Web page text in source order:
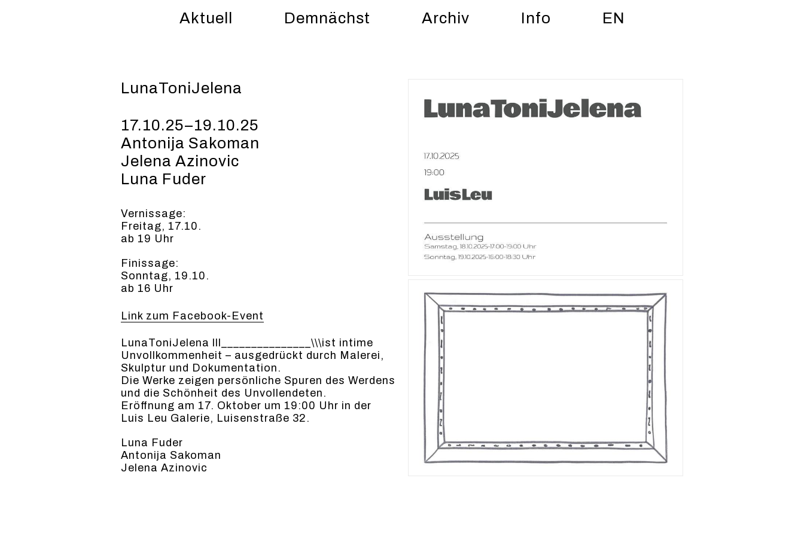
Aktuell Demnächst Archiv Info EN
LunaToniJelena
17.10.25–19.10.25
Antonija Sakoman
Jelena Azinovic
Luna Fuder
Vernissage:
Freitag, 17.10.
ab 19 Uhr
Finissage:
Sonntag, 19.10.
ab 16 Uhr
Link zum Facebook-Event
Luna­Toni­Je­le­na lll_______________\\\ist intime
Unvol­lkom­men­heit – aus­ge­drückt durch Malerei,
Skulp­tur und Doku­men­ta­tion.
Die Werke zeigen per­sön­liche Spuren des Wer­dens
und die Schön­heit des Unvol­len­de­ten.
Eröff­nung am 17. Okto­ber um 19:00 Uhr in der
Luis Leu Galerie, Luisen­straße 32.
Luna Fud­er
Antoni­ja Sako­man
Jele­na Azi­novic